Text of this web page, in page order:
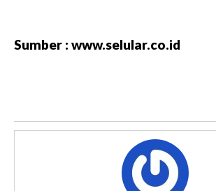
Sumber : www.selular.co.id